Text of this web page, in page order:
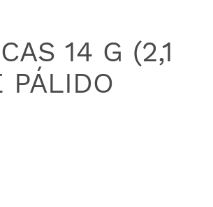
14 G (2,1
PÁLIDO